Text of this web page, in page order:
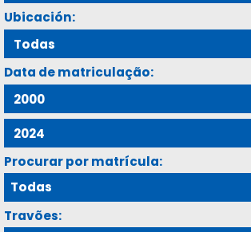
Ubicación:
Data de matriculação:
Procurar por matrícula:
Travões: